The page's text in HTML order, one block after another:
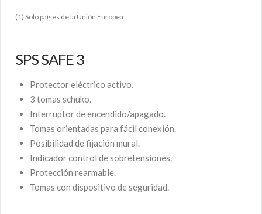
(1) Solo países de la Unión Europea
SPS SAFE 3
Protector eléctrico activo.
3 tomas schuko.
Interruptor de encendido/apagado.
Tomas orientadas para fácil conexión.
Posibilidad de fijación mural.
Indicador control de sobretensiones.
Protección rearmable.
Tomas con dispositivo de seguridad.